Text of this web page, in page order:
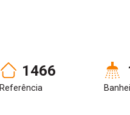
1466
Referência